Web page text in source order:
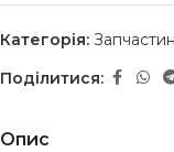
Категорія:
Поділитися:
Опис